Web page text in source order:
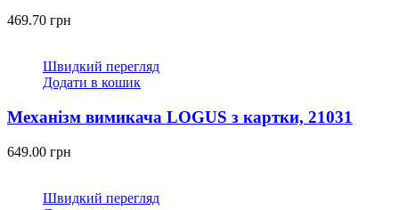
469.70 грн
Швидкий перегляд
Додати в кошик
Механізм вимикача LOGUS з картки, 21031
649.00 грн
Швидкий перегляд